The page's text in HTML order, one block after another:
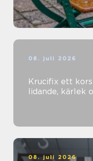
08. juli 2026
Krucifix ett kors som berättar om
lidande, kärlek
08. juli 2026